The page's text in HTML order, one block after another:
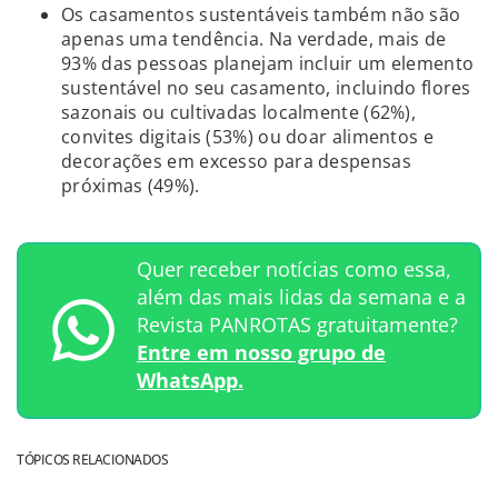
Os casamentos sustentáveis também não são
apenas uma tendência. Na verdade, mais de
93% das pessoas planejam incluir um elemento
sustentável no seu casamento, incluindo flores
sazonais ou cultivadas localmente (62%),
convites digitais (53%) ou doar alimentos e
decorações em excesso para despensas
próximas (49%).
Quer receber notícias como essa,
além das mais lidas da semana e a
Revista PANROTAS gratuitamente?
Entre em nosso grupo de
WhatsApp.
TÓPICOS RELACIONADOS